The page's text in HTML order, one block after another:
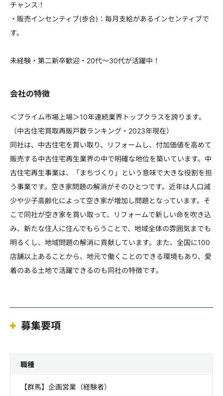
チャンス！
・販売インセンティブ(歩合)：毎月支給があるインセンティブで
す。
未経験・第二新卒歓迎・20代～30代が活躍中！
会社の特徴
＜プライム市場上場＞10年連続業界トップクラスを誇ります。
（中古住宅買取再販戸数ランキング・2023年現在）
同社は、中古住宅を買い取り、リフォームし、付加価値を高めて
販売する中古住宅再生業界の中で明確な地位を築いています。中
古住宅再生事業は、「まちづくり」という意味で大きな役割を担
う事業です。空き家問題の解消がそのひとつです。近年は人口減
少や少子高齢化によって空き家が増加し問題となっています。そ
こで同社が空き家を買い取って、リフォームで新しい命を吹き込
み、新たな住人に住んでもらうことで、地域全体の雰囲気までも
明るくし、地域問題の解消に貢献しています。また、全国に100
店舗以上あることから、地元で働くことのできる環境もあり、愛
着のある土地で活躍できるのも同社の特徴です。
募集要項
職種
【群馬】企画営業（経験者）